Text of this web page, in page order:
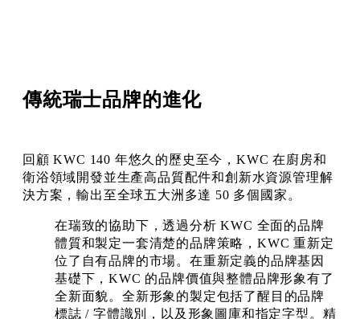
傳統瑞士品牌的進化
回顧 KWC 140 年悠久的歷史至今，KWC 在廚房和
衛浴領域開發並生產高品質配件和創新水資源管理解
決方案，輸出至全球五大洲多達 50 多個國家。
在瑞致的協助下，透過分析 KWC 全面的品牌
體質和製定一套清楚的品牌策略，KWC 重新定
位了自有品牌的市場。在重新定義的品牌基因
基礎下，KWC 的品牌價值與整體品牌形象有了
全新面貌。全新形象的製定包括了醒目的品牌
標誌 / 字體識別，以及形象圖庫和指定字型。精